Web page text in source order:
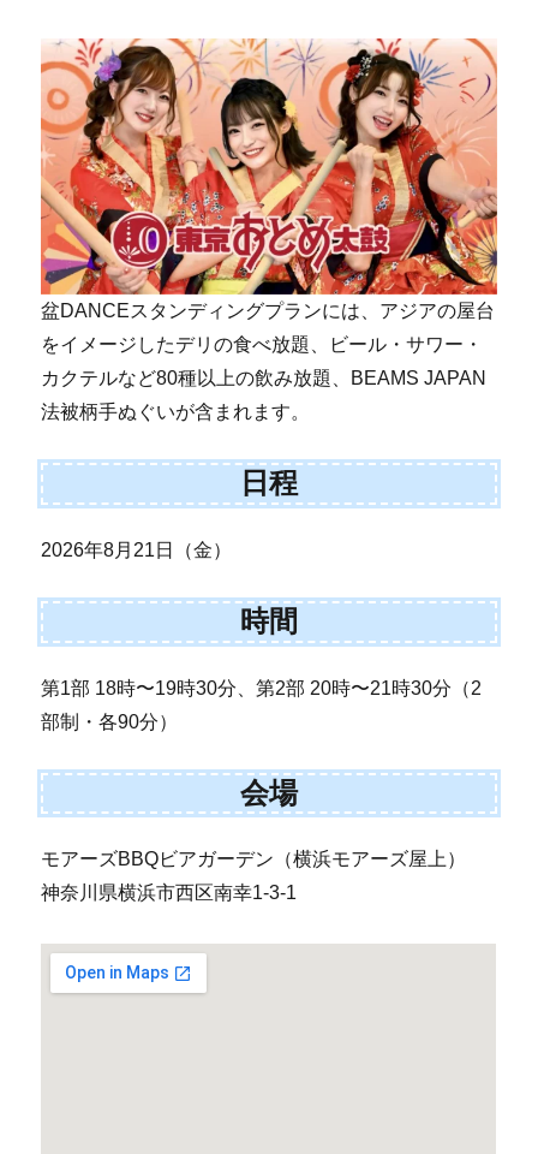
盆DANCEスタンディングプランには、アジアの屋台
をイメージしたデリの食べ放題、ビール・サワー・
カクテルなど80種以上の飲み放題、BEAMS JAPAN
法被柄手ぬぐいが含まれます。
日程
2026年8月21日（金）
時間
第1部 18時〜19時30分、第2部 20時〜21時30分（2
部制・各90分）
会場
モアーズBBQビアガーデン（横浜モアーズ屋上）
神奈川県横浜市西区南幸1-3-1